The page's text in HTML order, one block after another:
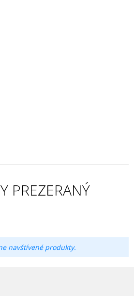
PREZERANÝ
navštívené produkty.